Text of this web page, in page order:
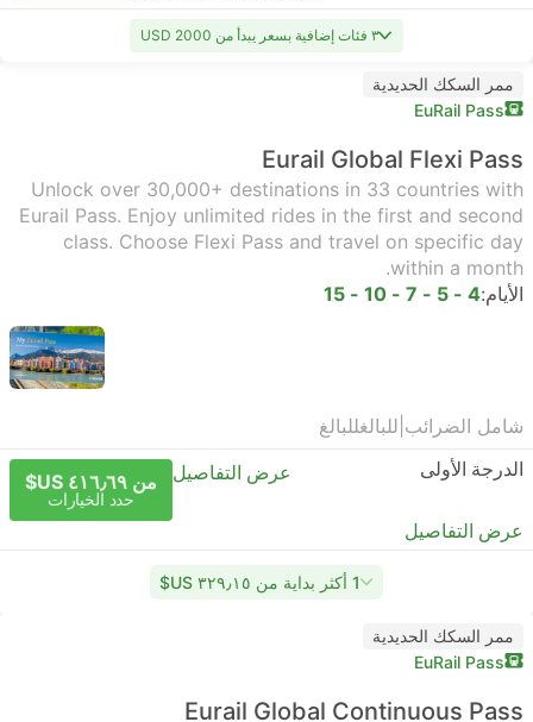
٣ فئات إضافية بسعر يبدأ من USD 2000
ممر السكك الحديدية
EuRail Pass
Eurail Global Flexi Pass
Unlock over 30,000+ destinations in 33 countries with
Eurail Pass. Enjoy unlimited rides in the first and second
class. Choose Flexi Pass and travel on specific day
within a month.
الأيام:4 - 5 - 7 - 10 - 15
شامل الضرائب للبالغللبالغ
الدرجة الأولى
عرض التفاصيل من ٤١٦٫٦٩ US$
حدد الخيارات
عرض التفاصيل
1 أكثر بداية من ٣٢٩٫١٥ US$
ممر السكك الحديدية
EuRail Pass
Eurail Global Continuous Pass